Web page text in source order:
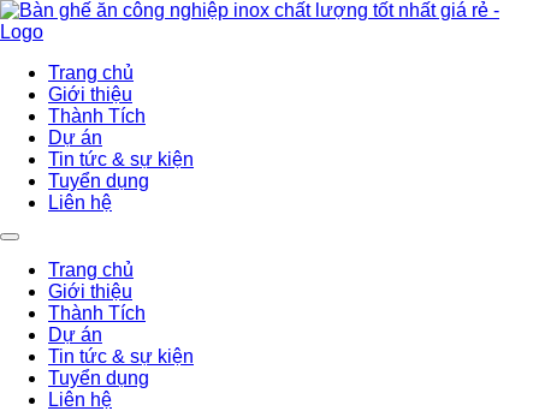
Trang chủ
Giới thiệu
Thành Tích
Dự án
Tin tức & sự kiện
Tuyển dụng
Liên hệ
Trang chủ
Giới thiệu
Thành Tích
Dự án
Tin tức & sự kiện
Tuyển dụng
Liên hệ